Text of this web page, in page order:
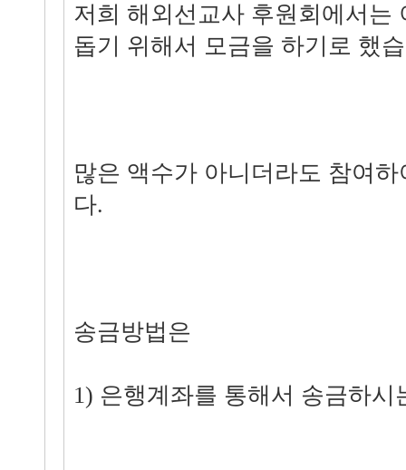
저희 해외선교사 후원회에서는
돕기 위해서 모금을 하기로 했
많은 액수가 아니더라도 참여
다.
송금방법은
1) 은행계좌를 통해서 송금하시